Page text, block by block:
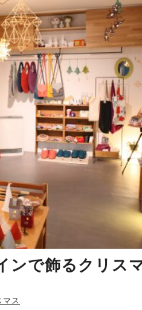
ンで飾るクリス
マス